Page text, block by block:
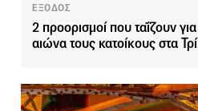
ΕΞΟΔΟΣ
2 προορισμοί που ταΐζουν
αιώνα τους κατοίκους στα